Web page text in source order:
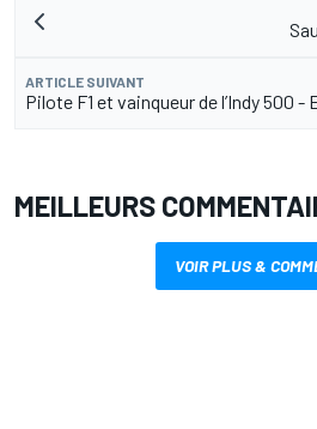
ARTICLE SUIVANT
Pilote F1 et vainqueur de l’Indy 500
MEILLEURS
VOIR PLUS &